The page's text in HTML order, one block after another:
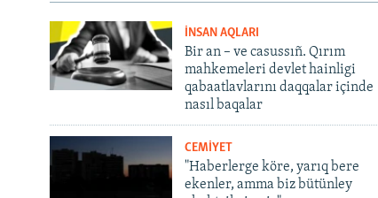
İNSAN AQLARI
Bir an – ve casussıñ. Qırım
mahkemeleri devlet hainligi
qabaatlavlarını daqqalar içinde
nasıl baqalar
CEMİYET
"Haberlerge köre, yarıq bere
ekenler, amma biz bütünley